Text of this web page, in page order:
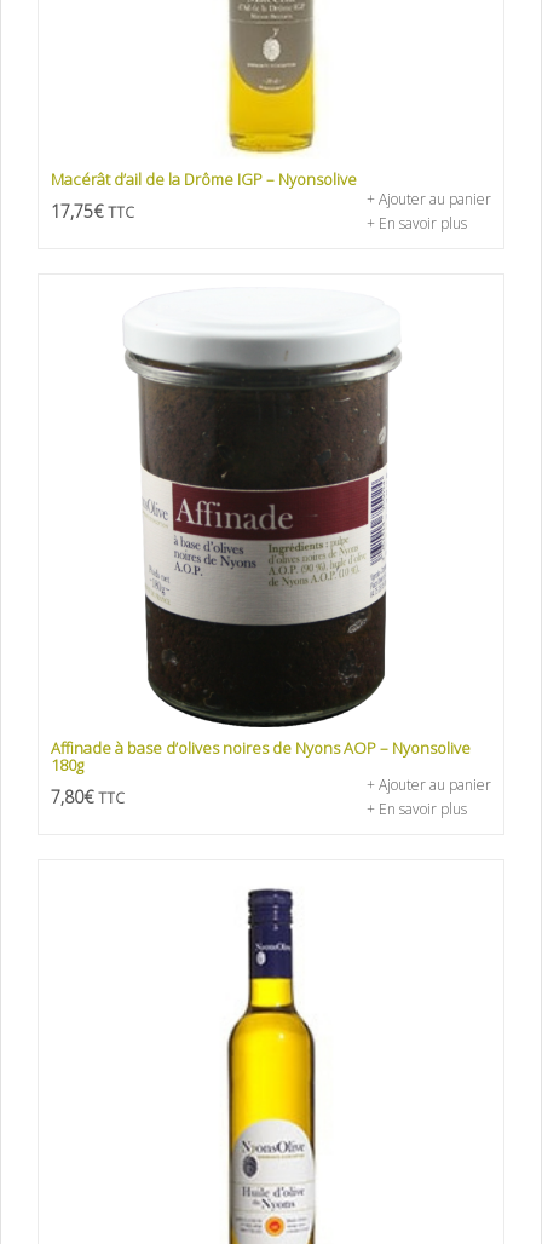
Macérât d’ail de la Drôme IGP – Nyonsolive
17,75€ TTC
+ Ajouter au panier
+ En savoir plus
Affinade à base d’olives noires de Nyons AOP – Nyonsolive
180g
7,80€ TTC
+ Ajouter au panier
+ En savoir plus